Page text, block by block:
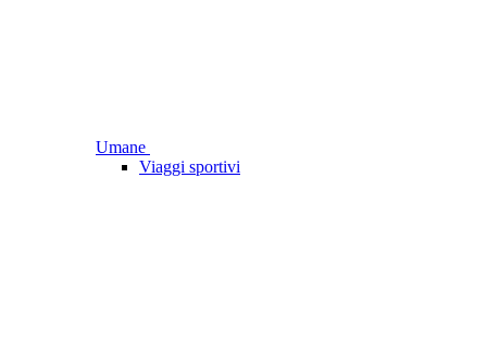
Umane
Viaggi sportivi